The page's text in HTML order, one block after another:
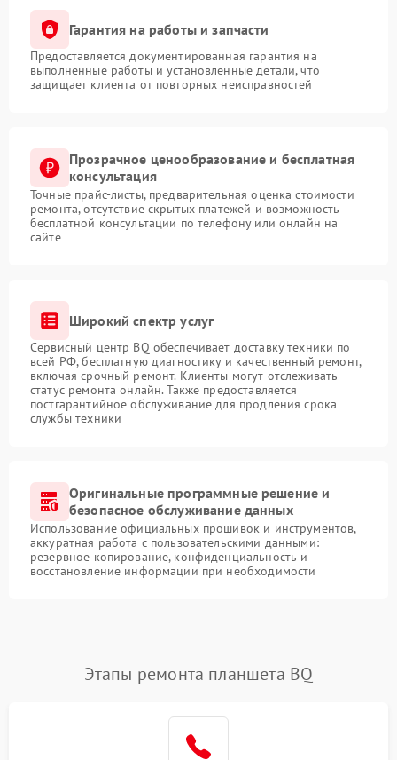
Гарантия на работы и запчасти
Предоставляется документированная гарантия на
выполненные работы и установленные детали, что
защищает клиента от повторных неисправностей
Прозрачное ценообразование и бесплатная
консультация
Точные прайс-листы, предварительная оценка стоимости
ремонта, отсутствие скрытых платежей и возможность
бесплатной консультации по телефону или онлайн на
сайте
Широкий спектр услуг
Сервисный центр BQ обеспечивает доставку техники по
всей РФ, бесплатную диагностику и качественный ремонт,
включая срочный ремонт. Клиенты могут отслеживать
статус ремонта онлайн. Также предоставляется
постгарантийное обслуживание для продления срока
службы техники
Оригинальные программные решение и
безопасное обслуживание данных
Использование официальных прошивок и инструментов,
аккуратная работа с пользовательскими данными:
резервное копирование, конфиденциальность и
восстановление информации при необходимости
Этапы ремонта планшета BQ